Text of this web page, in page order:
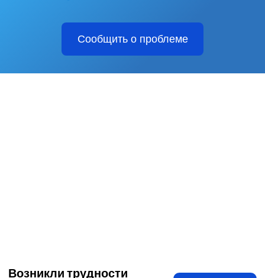
Сообщить о проблеме
Возникли трудности